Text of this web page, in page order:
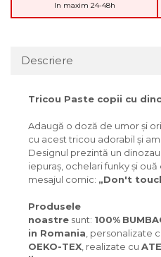
In maxim 24-48h
Descriere
Tricou Paste copii cu
Adaugă o doză de umor și
cu acest tricou adorabil și
Designul prezintă un
iepuraș, ochelari funky și
mesajul comic: „Don't
Produsele
noastre sunt: 100%
in Romania , personalizate
OEKO-TEX , realizate cu